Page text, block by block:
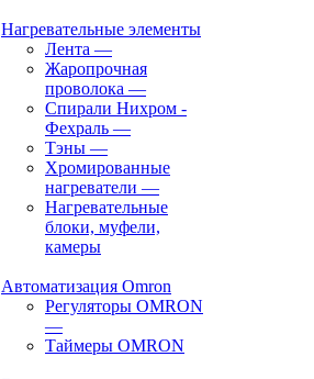
Нагревательные элементы
Лента —
Жаропрочная
проволока —
Спирали Нихром -
Фехраль —
Тэны —
Хромированные
нагреватели —
Нагревательные
блоки, муфели,
камеры
Автоматизация Omron
Регуляторы OMRON
—
Таймеры OMRON